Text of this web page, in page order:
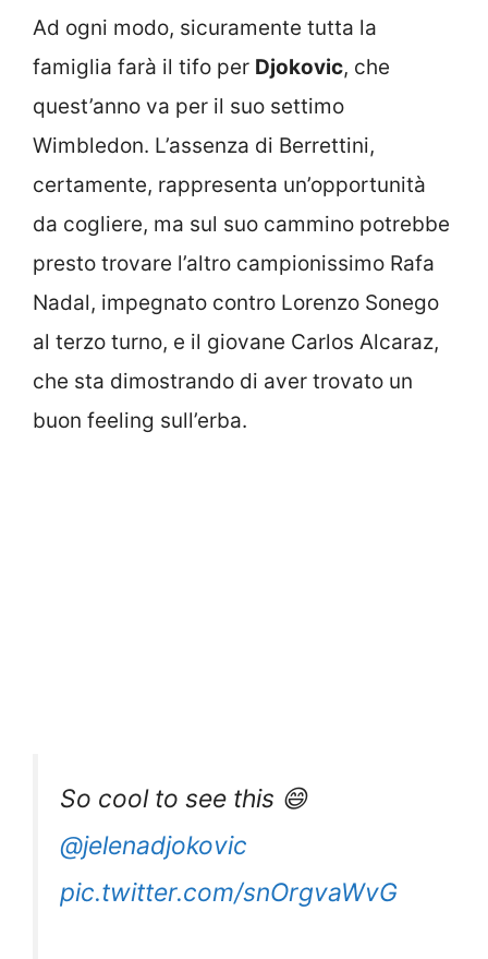
Ad ogni modo, sicuramente tutta la
famiglia farà il tifo per Djokovic, che
quest’anno va per il suo settimo
Wimbledon. L’assenza di Berrettini,
certamente, rappresenta un’opportunità
da cogliere, ma sul suo cammino potrebbe
presto trovare l’altro campionissimo Rafa
Nadal, impegnato contro Lorenzo Sonego
al terzo turno, e il giovane Carlos Alcaraz,
che sta dimostrando di aver trovato un
buon feeling sull’erba.
So cool to see this 😄
@jelenadjokovic
pic.twitter.com/snOrgvaWvG